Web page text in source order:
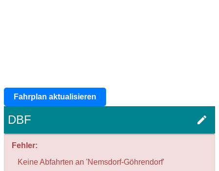
Fahrplan aktualisieren